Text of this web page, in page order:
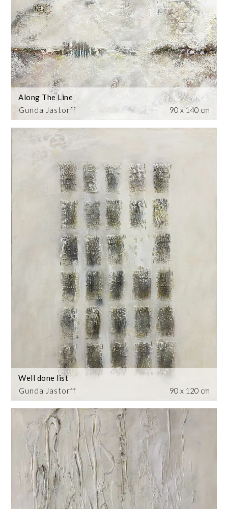
Gunda Jastorff
Along The Line
90 x 140 cm
Gunda Jastorff
Well done list
90 x 120 cm